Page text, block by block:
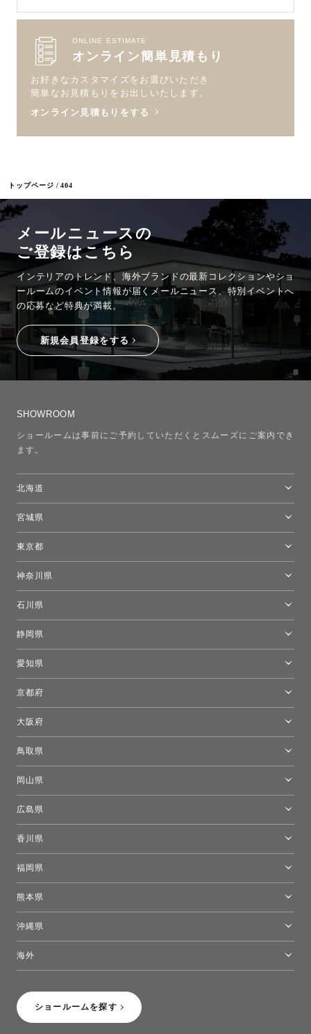
トップページ 404
ONLINE ESTIMATE
オンライン簡単見積もり
お好きなカスタマイズをお選びいただき
簡単なお見積もりをお出しいたします。
オンライン見積もりをする
メールニュースの
ご登録はこちら
インテリアのトレンド、海外ブランドの最新コレクションやショ
ールームのイベント情報が届くメールニュース、特別イベントへ
の応募など特典が満載。
新規会員登録をする
SHOWROOM
ショールームは事前にご予約していただくとスムーズにご案内でき
ます。
ショールームを探す
北海道
宮城県
東京都
モーイ東京
キーブー東京
FLOS｜フロスデザインスペース青山
神奈川県
石川県
静岡県
愛知県
京都府
大阪府
鳥取県
岡山県
広島県
香川県
福岡県
熊本県
沖縄県
海外